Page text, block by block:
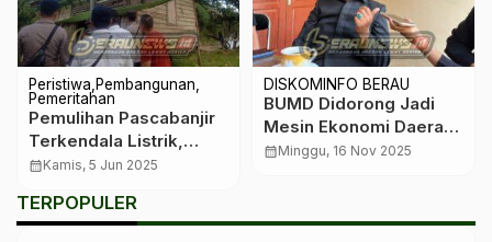
Peristiwa Pembangunan
Pemeritahan
Pemulihan Pascabanjir
Terkendala Listrik,
Pemkab Diminta Turun
calendar_monthKamis, 5 Jun 2025
DISKOMINFO BERAU
BUMD Didorong Jadi
Mesin Ekonomi Daerah:
Komisi II DPRD Berau
calendar_monthMinggu, 16 Nov 2025
TERPOPULER